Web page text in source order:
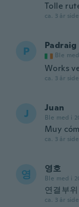
Tolle
ca. 3 år
P Padraig
Ble
Works
ca. 3 år
J Juan
Ble med i
Muy
ca. 3 år
영 영호
Ble med i
연결부
ca. 3 år